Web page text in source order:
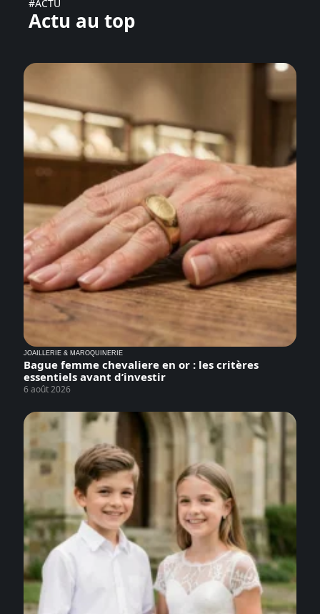
#ACTU
Actu au top
JOAILLERIE & MAROQUINERIE
Bague femme chevaliere en or : les critères
essentiels avant d’investir
6 août 2026